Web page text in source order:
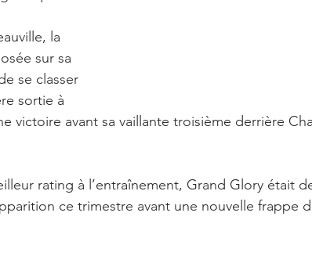
la
sur sa
se classer
sortie à
victoire avant sa vaillante troisième derrière
rating à l’entraînement, Grand Glory était
ce trimestre avant une nouvelle frappe